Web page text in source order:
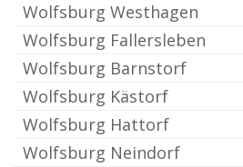
Wolfsburg Westhagen
Wolfsburg Fallersleben
Wolfsburg Barnstorf
Wolfsburg Kästorf
Wolfsburg Hattorf
Wolfsburg Neindorf